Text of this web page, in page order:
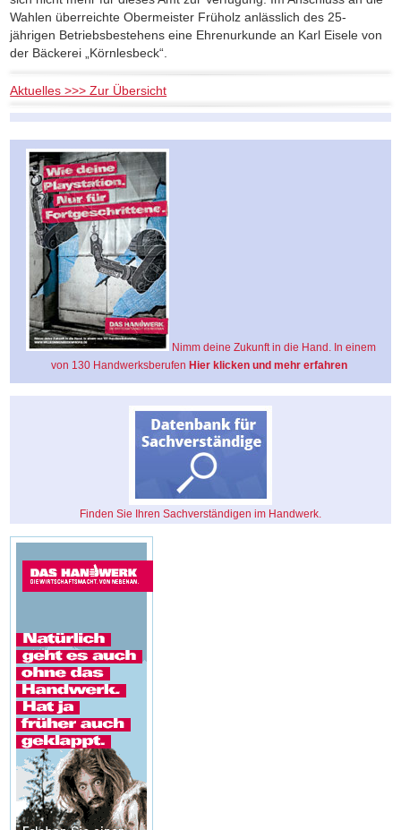
Wahlen überreichte Obermeister Früholz anlässlich des 25-
jährigen Betriebsbestehens eine Ehrenurkunde an Karl Eisele von
der Bäckerei „Körnlesbeck“.
Aktuelles >>> Zur Übersicht
Nimm deine Zukunft in die Hand. In einem
von 130 Handwerksberufen Hier klicken und mehr erfahren
Finden Sie Ihren Sachverständigen im Handwerk.